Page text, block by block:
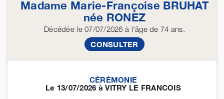
Madame Marie-Françoise BRUHAT
née RONEZ
Décédéele 07/07/2026 à l'âge de 74 ans.
CONSULTER
CÉRÉMONIE
Le 13/07/2026 à VITRY LE FRANCOIS